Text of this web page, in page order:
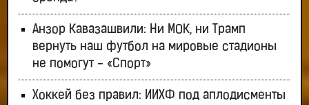
Анзор Кавазашвили: Ни МОК, ни Трамп
вернуть наш футбол на мировые стадионы
не помогут - «Спорт»
Хоккей без правил: ИИХФ под аплодисменты